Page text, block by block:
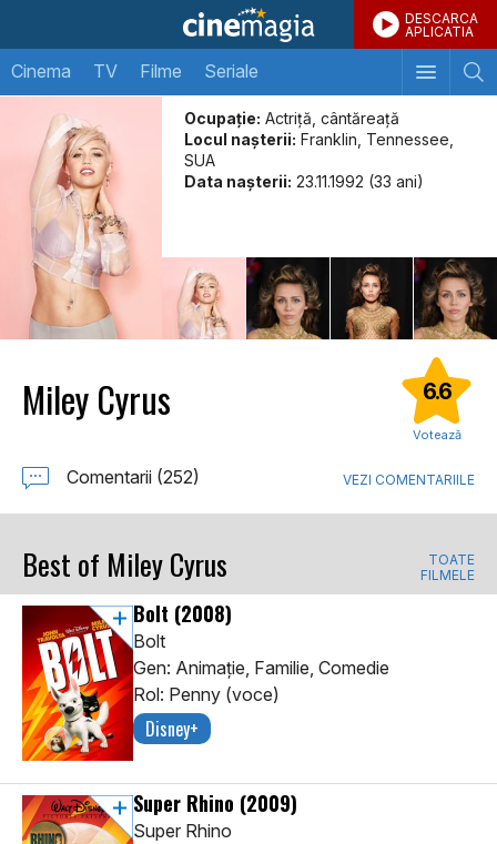
DESCARCA
APLICATIA
Cinema TV Filme Seriale
Ocupație: Actriță, cântăreață
Locul naşterii: Franklin, Tennessee,
SUA
Data naşterii: 23.11.1992 (33 ani)
Miley Cyrus 6.6
Votează
Comentarii (252) VEZI COMENTARIILE
Best of Miley Cyrus
TOATE
FILMELE
Bolt (2008)
Bolt
Gen: Animaţie, Familie, Comedie
Rol: Penny (voce)
Disney+
Super Rhino (2009)
Super Rhino